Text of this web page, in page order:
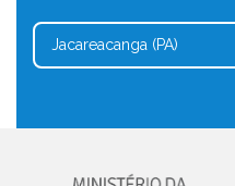
Jacareacanga (PA)